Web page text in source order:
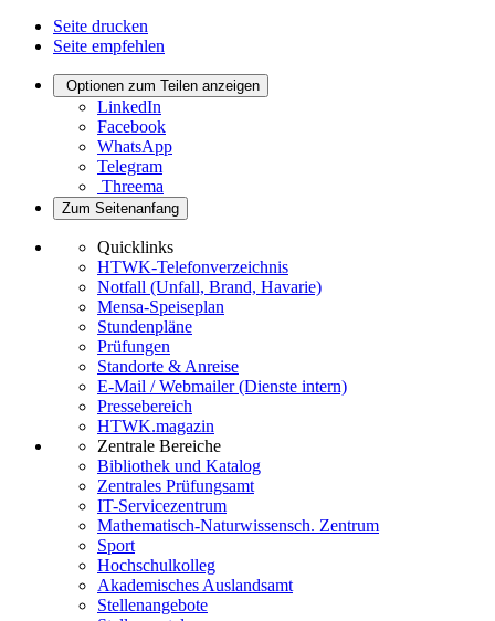
Seite drucken
Seite empfehlen
Optionen zum Teilen anzeigen
LinkedIn
Facebook
WhatsApp
Telegram
Threema
Zum Seitenanfang
Quicklinks
HTWK-Telefonverzeichnis
Notfall (Unfall, Brand, Havarie)
Mensa-Speiseplan
Stundenpläne
Prüfungen
Standorte & Anreise
E-Mail / Webmailer (Dienste intern)
Pressebereich
HTWK.magazin
Zentrale Bereiche
Bibliothek und Katalog
Zentrales Prüfungsamt
IT-Servicezentrum
Mathematisch-Naturwissensch. Zentrum
Sport
Hochschulkolleg
Akademisches Auslandsamt
Stellenangebote